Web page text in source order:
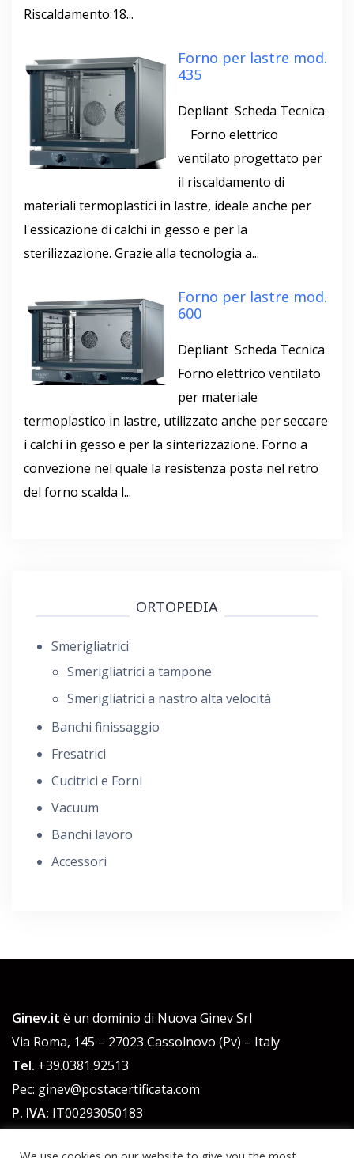
Riscaldamento:18...
Forno per lastre mod.
435
Depliant Scheda Tecnica
Forno elettrico
ventilato progettato per
il riscaldamento di
materiali termoplastici in lastre, ideale anche per
l'essicazione di calchi in gesso e per la
sterilizzazione. Grazie alla tecnologia a...
Forno per lastre mod.
600
Depliant Scheda Tecnica
Forno elettrico ventilato
per materiale
termoplastico in lastre, utilizzato anche per seccare
i calchi in gesso e per la sinterizzazione. Forno a
convezione nel quale la resistenza posta nel retro
del forno scalda l...
ORTOPEDIA
Smerigliatrici
Smerigliatrici a tampone
Smerigliatrici a nastro alta velocità
Banchi finissaggio
Fresatrici
Cucitrici e Forni
Vacuum
Banchi lavoro
Accessori
Ginev.it è un dominio di Nuova Ginev Srl
Via Roma, 145 – 27023 Cassolnovo (Pv) – Italy
Tel. +39.0381.92513
Pec: ginev@postacertificata.com
P. IVA: IT00293050183